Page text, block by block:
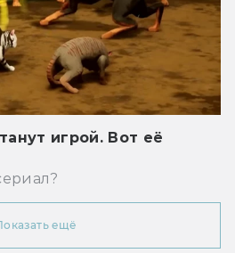
игрой. Вот её
ещё